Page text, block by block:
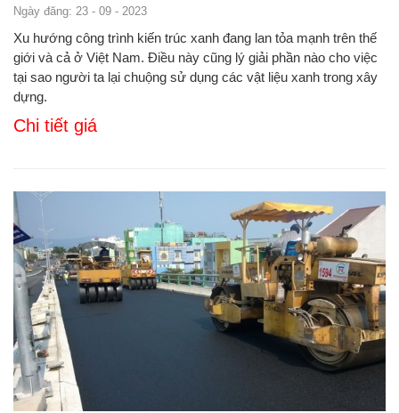
Ngày đăng: 23 - 09 - 2023
Xu hướng công trình kiến trúc xanh đang lan tỏa mạnh trên thế
giới và cả ở Việt Nam. Điều này cũng lý giải phần nào cho việc
tại sao người ta lại chuộng sử dụng các vật liệu xanh trong xây
dựng.
Chi tiết giá